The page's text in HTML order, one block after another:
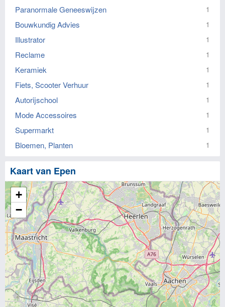
Paranormale Geneeswijzen 1
Bouwkundig Advies 1
Illustrator 1
Reclame 1
Keramiek 1
Fiets, Scooter Verhuur 1
Autorijschool 1
Mode Accessoires 1
Supermarkt 1
Bloemen, Planten 1
Kaart van Epen
+
−